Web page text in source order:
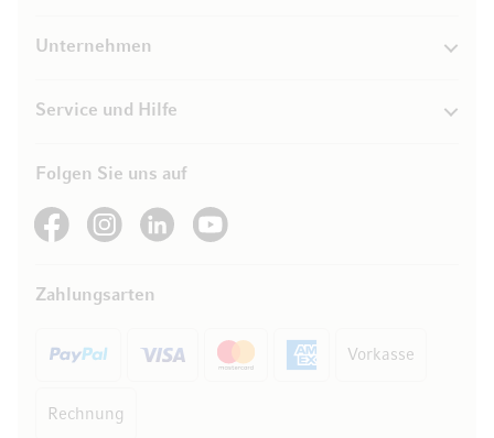
Unternehmen
Service und Hilfe
Folgen Sie uns auf
See our FacebookSee our Instagram account
See our LinkedInSee our YouTube channel
Zahlungsarten
Vorkasse
Rechnung